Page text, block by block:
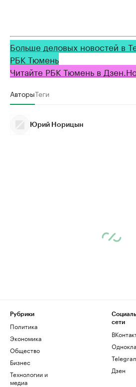
Больше деловых новостей в
РБК Тюмень
Читайте РБК Тюмень в
АвторыТеги
Юрий Норицын
Рубрики
Политика
Экономика
Общество
Бизнес
Технологии и
медиа
сети
Дзен